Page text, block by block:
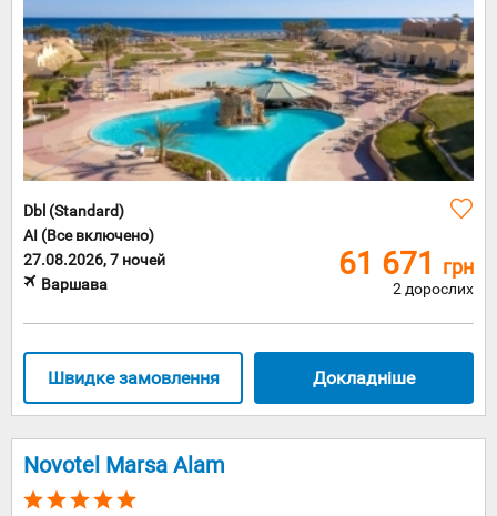
Dbl (Standard)
AI (Все включено)
27.08.2026, 7 ночей
Варшава
61 671 грн
2 дорослих
Докладніше
Швидке замовлення
Novotel Marsa Alam